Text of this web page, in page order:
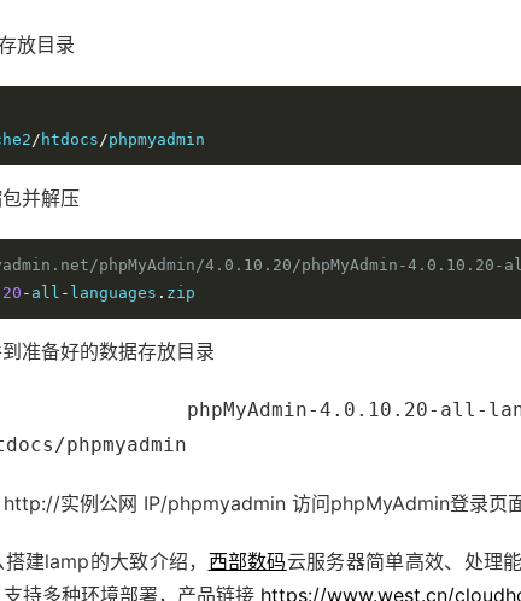
放目录
/ htdocs/phpmyadmin
并解压
phpMyAdmin/4.0.10.20/phpMyAdmin-4.0.10.20-
- all - languages . zip
准备好的数据存放目录
4.0.10.20-all-
phpmyadmin
实例公网 IP/phpmyadmin 访问phpMyAdmin登录页面
建lamp的大致介绍， 西部数码云服务器简单高效、处理
持多种环境部署，产品链接 https://www.west.cn/